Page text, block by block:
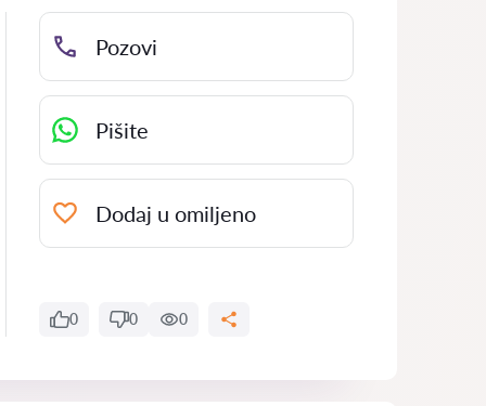
Pozovi
Pišite
Dodaj u omiljeno
0 0 0